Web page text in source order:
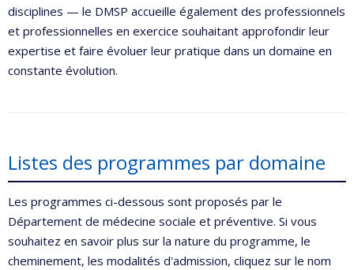
disciplines — le DMSP accueille également des professionnels
et professionnelles en exercice souhaitant approfondir leur
expertise et faire évoluer leur pratique dans un domaine en
constante évolution.
Listes des programmes par domaine
Les programmes ci-dessous sont proposés par le
Département de médecine sociale et préventive. Si vous
souhaitez en savoir plus sur la nature du programme, le
cheminement, les modalités d'admission, cliquez sur le nom